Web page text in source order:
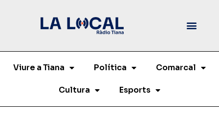
Viure a Tiana Política Comarcal
Cultura Esports